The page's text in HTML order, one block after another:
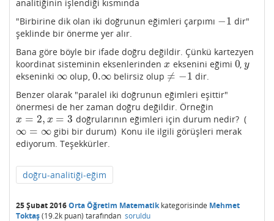
analitiğinin işlendiği kısmında
"Birbirine dik olan iki doğrunun eğimleri çarpımı −1
−1 dir"
şeklinde bir önerme yer alır.
Bana göre böyle bir ifade doğru değildir. Çünkü kartezyen
koordinat sisteminin eksenlerinden x
x eksenini eğimi 0
0,y
y
ekseninki ∞
∞ olup, 0.∞
0.∞ belirsiz olup ≠ −1
≠− 1
dir.
Benzer olarak "paralel iki doğrunun eğimleri eşittir"
önermesi de her zaman doğru değildir. Örneğin
x = 2, x = 3
x= 2,x =3 doğrularının eğimleri için durum nedir? (
∞ = ∞
∞= ∞
gibi bir durum) Konu ile ilgili görüşleri merak
ediyorum. Teşekkürler.
doğru-analitiği-eğim
25 Şubat 2016Orta Öğretim Matematikkategorisinde Mehmet
Toktaş(19.2k puan) tarafından soruldu